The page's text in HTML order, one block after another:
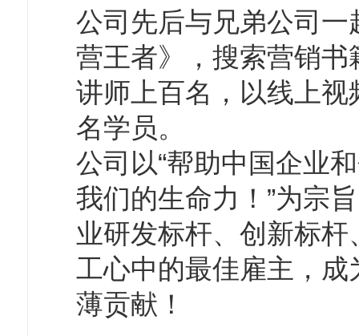
公司先后与兄弟公司
营王者》，搜索营销
讲师上百名，以线上
名学员。
公司以“帮助中国企业
我们的生命力！”为宗
业研发标杆、创新标
工心中的最佳雇主，
薄贡献！